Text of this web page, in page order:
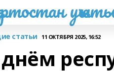
статьи 11 ОКТЯБРЯ 2025, 16:52